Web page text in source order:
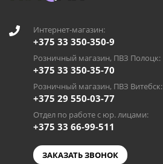
Интернет-магазин:
+375 33 350-350-9
Розничный магазин, ПВЗ Полоцк:
+375 33 350-35-70
Розничный магазин, ПВЗ Витебск:
+375 29 550-03-77
Отдел по работе с юр. лицами:
+375 33 66-99-511
ЗАКАЗАТЬ ЗВОНОК